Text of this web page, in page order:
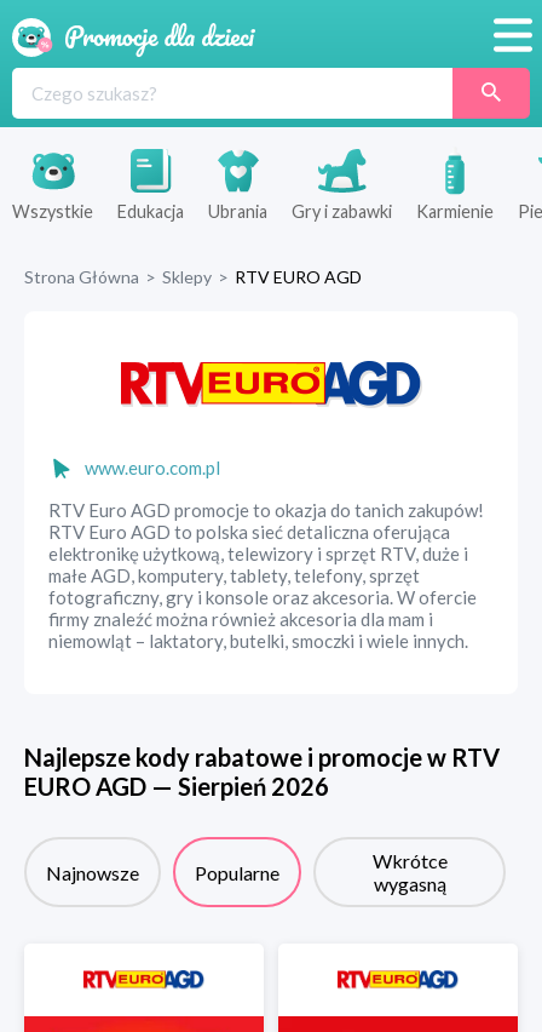
Produkty
Sklepy
Wszystkie Edukacja Ubrania Gry i zabawki Karmienie
Strona Główna > Sklepy > RTV EURO AGD
www.euro.com.pl
RTV Euro AGD promocje to okazja do tanich zakupów!
RTV Euro AGD to polska sieć detaliczna oferująca
elektronikę użytkową, telewizory i sprzęt RTV, duże i
małe AGD, komputery, tablety, telefony, sprzęt
fotograficzny, gry i konsole oraz akcesoria. W ofercie
firmy znaleźć można również akcesoria dla mam i
niemowląt – laktatory, butelki, smoczki i wiele innych.
Najlepsze kody rabatowe i promocje w RTV
EURO AGD — Sierpień 2026
Najnowsze Popularne
Wkrótce
wygasną